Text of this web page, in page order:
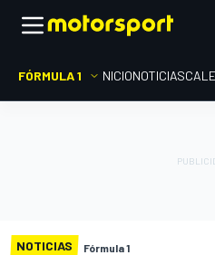
FÓRMULA 1 INICIONOTICIAS
NOTICIAS Fórmula 1